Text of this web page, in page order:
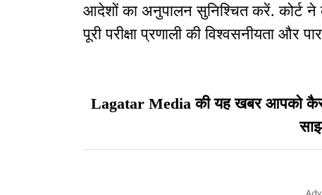
आदेशों का अनुपालन सुनिश्चित करें. कोर्ट ने
पूरी परीक्षा प्रणाली की विश्वसनीयता और
Lagatar Media की यह खबर आपको